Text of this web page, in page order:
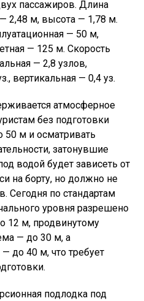
пассажиров. Длина
2,48 м, высота — 1,78 м.
— 50 м,
— 125 м. Скорость
— 2,8 узлов,
вертикальная — 0,4 уз.
атмосферное
без подготовки
50 м и осматривать
затонувшие
водой будет зависеть от
на борту, но должно не
Сегодня по стандартам
уровня разрешено
12 м, продвинутому
— до 30 м, а
до 40 м, что требует
подлодка под